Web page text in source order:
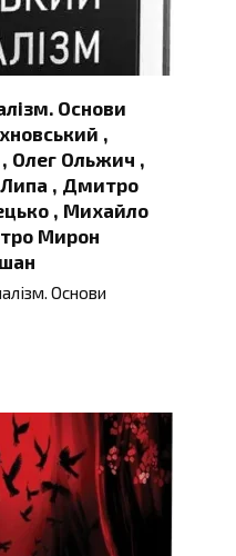
Основи
,
Олег Ольжич ,
, Дмитро
, Михайло
Мирон
Основи